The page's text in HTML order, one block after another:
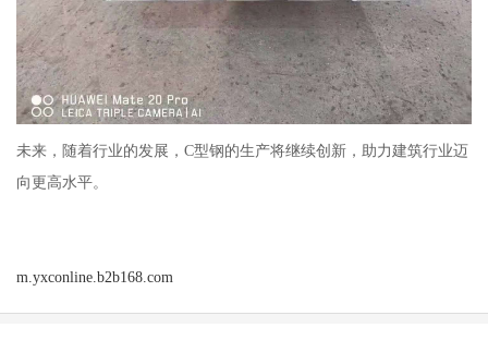
未来，随着行业的发展，C型钢的生产将继续创新，助力建筑行业迈
向更高水平。
m.yxconline.b2b168.com